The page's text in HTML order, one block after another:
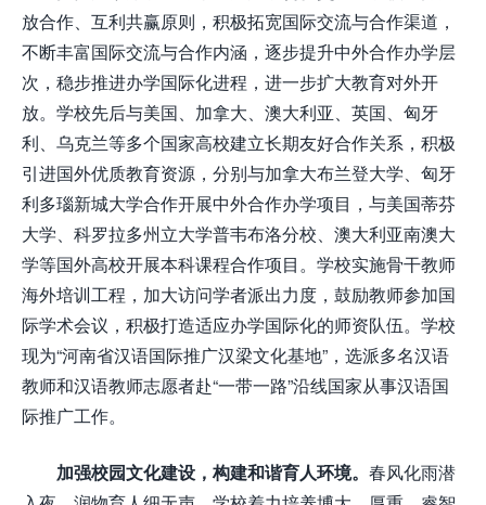
放合作、互利共赢原则，积极拓宽国际交流与合作渠道，
不断丰富国际交流与合作内涵，逐步提升中外合作办学层
次，稳步推进办学国际化进程，进一步扩大教育对外开
放。学校先后与美国、加拿大、澳大利亚、英国、匈牙
利、乌克兰等多个国家高校建立长期友好合作关系，积极
引进国外优质教育资源，分别与加拿大布兰登大学、匈牙
利多瑙新城大学合作开展中外合作办学项目，与美国蒂芬
大学、科罗拉多州立大学普韦布洛分校、澳大利亚南澳大
学等国外高校开展本科课程合作项目。学校实施骨干教师
海外培训工程，加大访问学者派出力度，鼓励教师参加国
际学术会议，积极打造适应办学国际化的师资队伍。学校
现为“河南省汉语国际推广汉梁文化基地”，选派多名汉语
教师和汉语教师志愿者赴“一带一路”沿线国家从事汉语国
际推广工作。
加强校园文化建设，构建和谐育人环境。 春风化雨潜